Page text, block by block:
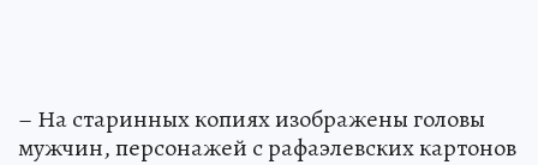
– На старинных копиях изображены головы
мужчин, персонажей с рафаэлевских картонов